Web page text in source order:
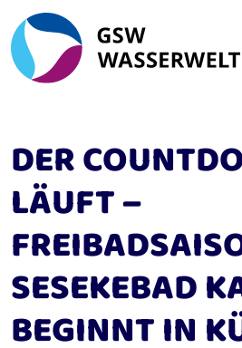
DER
LÄUFT –
SESEKEBAD
BEGINNT IN